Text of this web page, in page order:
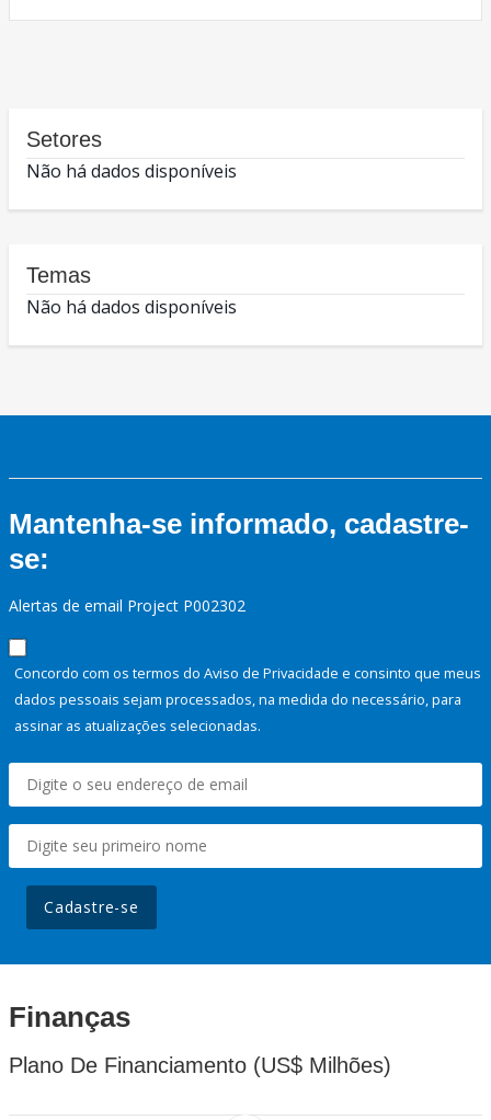
Setores
Não há dados disponíveis
Temas
Não há dados disponíveis
Mantenha-se informado, cadastre-
se:
Alertas de email Project P002302
Concordo com os termos do Aviso de Privacidade e consinto que meus
dados pessoais sejam processados, na medida do necessário, para
assinar as atualizações selecionadas.
Cadastre-se
Finanças
Plano De Financiamento (US$ Milhões)